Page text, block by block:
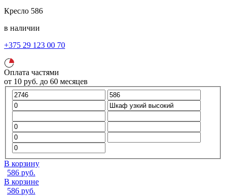
Кресло 586
в наличии
+375 29 123 00 70
Оплата частями
от 10 руб. до 60 месяцев
В корзину
586 руб.
В корзине
586 руб.